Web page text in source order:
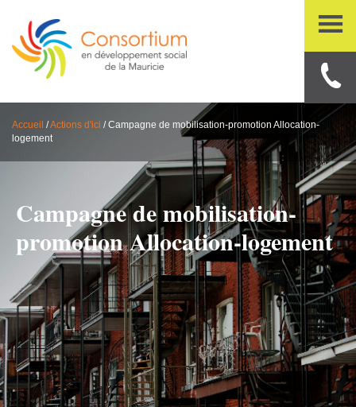
Accueil /Actions d'ici /Campagne de mobilisation-promotion Allocation-
logement
Campagne de mobilisation-
promotion Allocation-logement